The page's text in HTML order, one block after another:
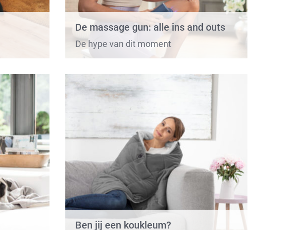
De massage gun: alle ins and outs
De hype van dit moment
Ben jij een koukleum?